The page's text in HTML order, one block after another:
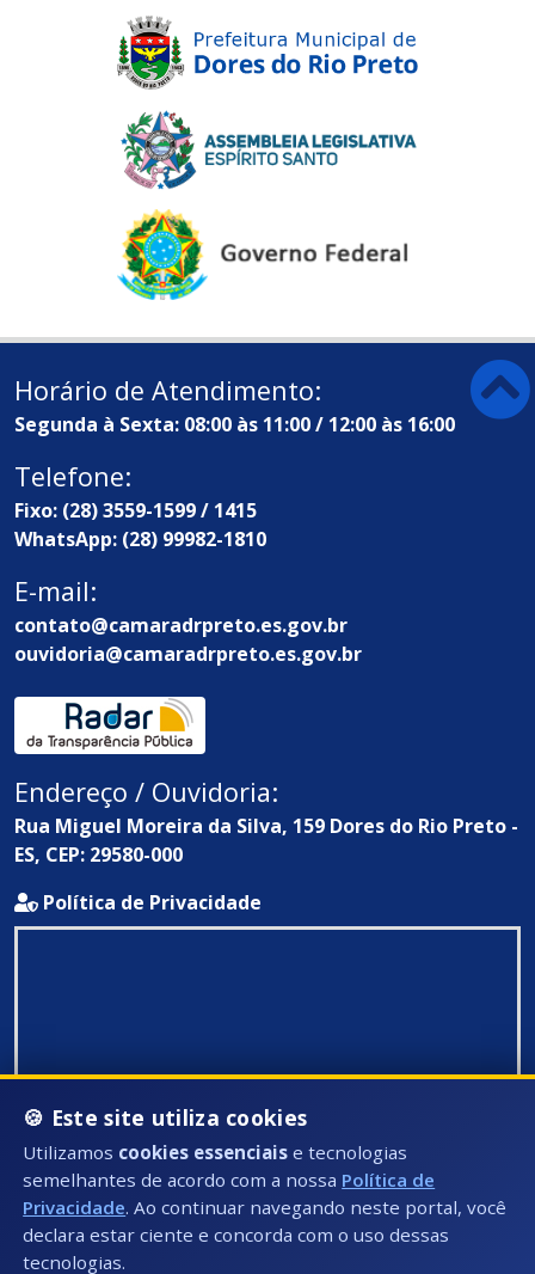
Horário de Atendimento:
Segunda à Sexta: 08:00 às 11:00 / 12:00 às 16:00
Telefone:
Fixo: (28) 3559-1599 / 1415
WhatsApp: (28) 99982-1810
E-mail:
contato@camaradrpreto.es.gov.br
ouvidoria@camaradrpreto.es.gov.br
Endereço / Ouvidoria:
Rua Miguel Moreira da Silva, 159 Dores do Rio Preto -
ES, CEP: 29580-000
Política de Privacidade
🍪 Este site utiliza cookies
Utilizamos cookies essenciais e tecnologias
semelhantes de acordo com a nossa Política de
Privacidade. Ao continuar navegando neste portal, você
declara estar ciente e concorda com o uso dessas
tecnologias.